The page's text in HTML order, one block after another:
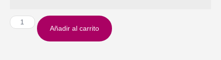
Añadir al carrito